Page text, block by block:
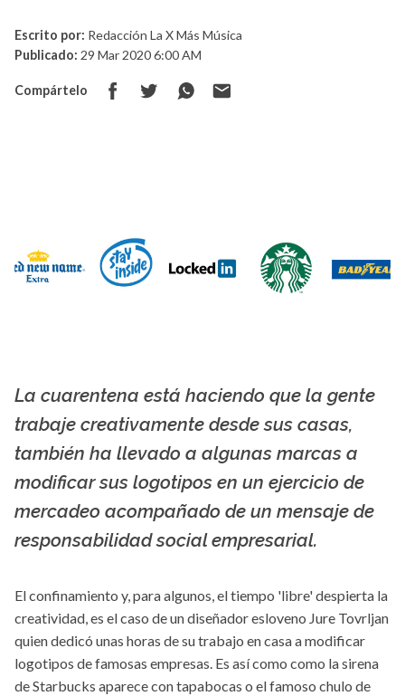
Escrito por: Redacción La X Más Música
Publicado: 29 Mar 2020 6:00 AM
Compártelo
La cuarentena está haciendo que la gente
trabaje creativamente desde sus casas,
también ha llevado a algunas marcas a
modificar sus logotipos en un ejercicio de
mercadeo acompañado de un mensaje de
responsabilidad social empresarial.
El confinamiento y, para algunos, el tiempo 'libre' despierta la
creatividad, es el caso de un diseñador esloveno Jure Tovrljan
quien dedicó unas horas de su trabajo en casa a modificar
logotipos de famosas empresas. Es así como como la sirena
de Starbucks aparece con tapabocas o el famoso chulo de